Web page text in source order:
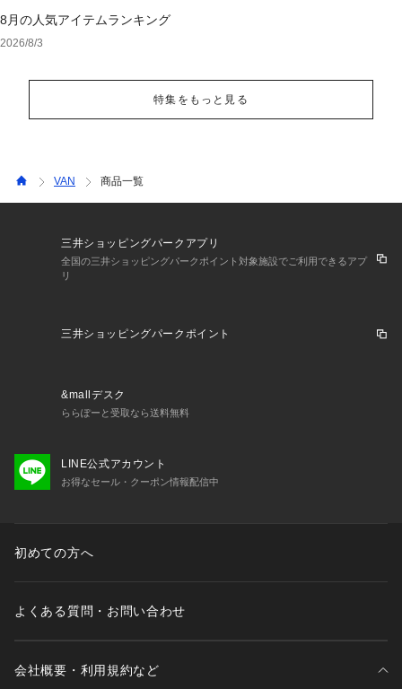
8月の人気アイテムランキング
2026/8/3
特集をもっと見る
VAN 商品一覧
三井ショッピングパークアプリ
全国の三井ショッピングパークポイント対象施設でご利用できるアプ
リ
三井ショッピングパークポイント
&mallデスク
ららぽーと受取なら送料無料
LINE公式アカウント
お得なセール・クーポン情報配信中
初めての方へ
よくある質問・お問い合わせ
会社概要・利用規約など